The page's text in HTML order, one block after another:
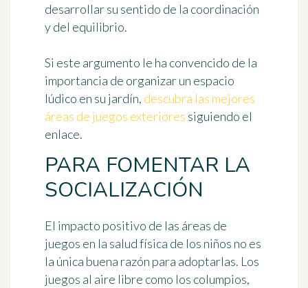
desarrollar su sentido de la coordinación
y del equilibrio.
Si este argumento le ha convencido de la
importancia de organizar un espacio
lúdico en su jardín, descubra las mejores
áreas de juegos exteriores siguiendo el
enlace.
PARA FOMENTAR LA
SOCIALIZACIÓN
El impacto positivo de las áreas de
juegos en la salud física de los niños no es
la única buena razón para adoptarlas. Los
juegos al aire libre como los columpios,